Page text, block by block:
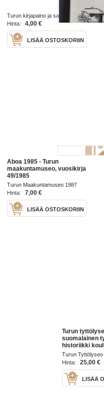
Turun kirjapaino ja sanomalehti
osakeyhtiö 1956
Hinta: 4,00 €
LISÄÄ OSTOSKORIIN
Aboa 1985 - Turun
maakuntamuseo, vuosikirja
49/1985
Turun Maakuntamuseo 1987
Hinta:
7,00 €
LISÄÄ OSTOSKORIIN
Turun
suomalainen
historiikki
Painettu 50-
50-
history
Turun Tyttölyseo
Hinta:
25,00 €
LISÄÄ